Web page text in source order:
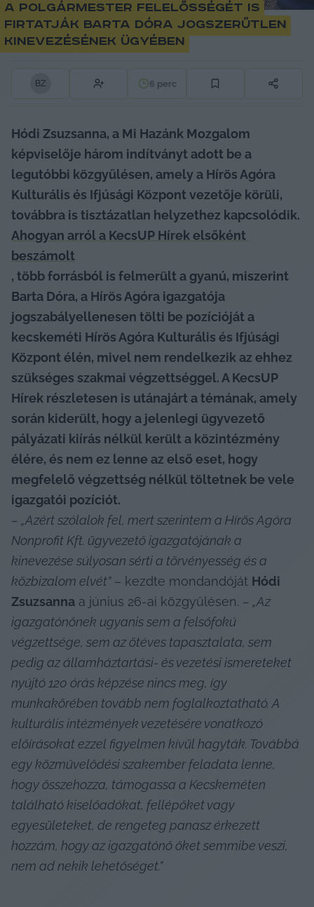
A polgármester felelősségét is
firtatják Barta Dóra jogszerűtlen
kinevezésének ügyében
BZ 6 perc
Hódi Zsuzsanna, a Mi Hazánk Mozgalom
képviselője három indítványt adott be a
legutóbbi közgyűlésen, amely a Hírös Agóra
Kulturális és Ifjúsági Központ vezetője körüli,
továbbra is tisztázatlan helyzethez kapcsolódik.
Ahogyan arról a KecsUP Hírek elsőként
beszámolt
, több forrásból is felmerült a gyanú, miszerint
Barta Dóra, a Hírös Agóra igazgatója
jogszabályellenesen tölti be pozícióját a
kecskeméti Hírös Agóra Kulturális és Ifjúsági
Központ élén, mivel nem rendelkezik az ehhez
szükséges szakmai végzettséggel. A KecsUP
Hírek részletesen is utánajárt a témának, amely
során kiderült, hogy a jelenlegi ügyvezető
pályázati kiírás nélkül került a közintézmény
élére, és nem ez lenne az első eset, hogy
megfelelő végzettség nélkül töltetnek be vele
igazgatói pozíciót.
– „Azért szólalok fel, mert szerintem a Hírös Agóra
Nonprofit Kft. ügyvezető igazgatójának a
kinevezése súlyosan sérti a törvényesség és a
közbizalom elvét” – kezdte mondandóját Hódi
Zsuzsanna a június 26-ai közgyűlésen. – „Az
igazgatónőnek ugyanis sem a felsőfokú
végzettsége, sem az ötéves tapasztalata, sem
pedig az államháztartási- és vezetési ismereteket
nyújtó 120 órás képzése nincs meg, így
munkakörében tovább nem foglalkoztatható. A
kulturális intézmények vezetésére vonatkozó
előírásokat ezzel figyelmen kívül hagyták. Továbbá
egy közművelődési szakember feladata lenne,
hogy összehozza, támogassa a Kecskeméten
található kiselőadókat, fellépőket vagy
egyesületeket, de rengeteg panasz érkezett
hozzám, hogy az igazgatónő őket semmibe veszi,
nem ad nekik lehetőséget.”